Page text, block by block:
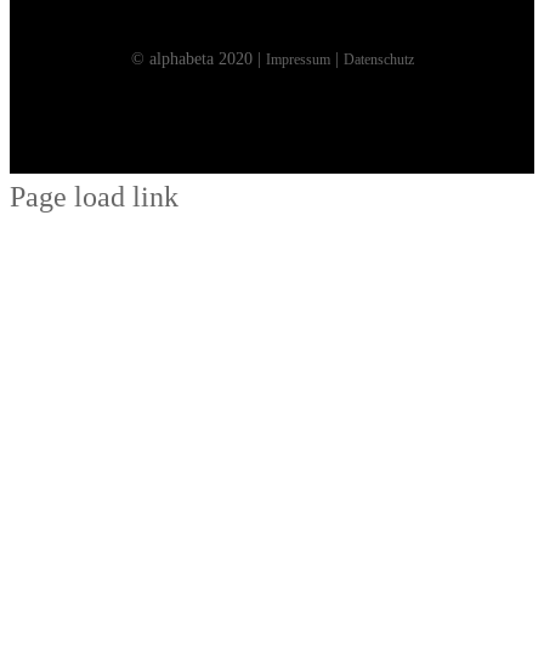
© alphabeta 2020 | Impressum| Datenschutz
Page load link